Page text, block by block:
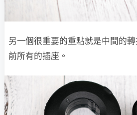
另一個很重要的重點就是中間的
前所有的插座。